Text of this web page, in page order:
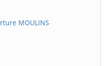
MOULINS